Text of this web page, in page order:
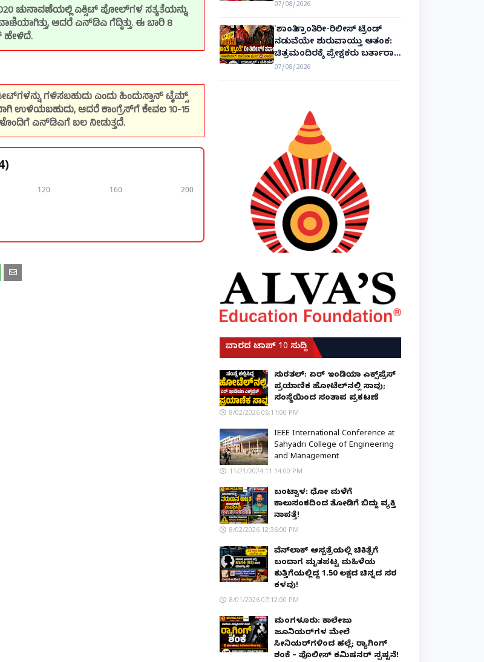
ಚುನಾವಣೆಯಲ್ಲಿ ಎಕ್ಸಿಟ್ ಪೋಲ್‌ಗಳ ಸತ್ಯತೆಯನ್ನು
ಆದರೆ ಎನ್‌ಡಿಎ ಗೆದ್ದಿತ್ತು. ಈ ಬಾರಿ 8
ಹೇಳಿದೆ.
ಗಳಿಸಬಹುದು ಎಂದು ಹಿಂದುಸ್ತಾನ್ ಟೈಮ್ಸ್
ಉಳಿಯಬಹುದು, ಆದರೆ ಕಾಂಗ್ರೆಸ್‌ಗೆ ಕೇವಲ 10-15
ಎನ್‌ಡಿಎಗೆ ಬಲ ನೀಡುತ್ತದೆ.
120 160 200
07/08/2026
'ಶಾಂತಿ ಕ್ರಾಂತಿ' ರೀ-ರಿಲೀಸ್ ಟ್ರೆಂಡ್
ನಡುವೆಯೇ ಶುರುವಾಯ್ತು ಆತಂಕ:
ಚಿತ್ರಮಂದಿರಕ್ಕೆ ಪ್ರೇಕ್ಷಕರು ಬರ್ತಾರಾ?
ಬಾಕ್ಸ್ ಆಫೀಸ್ ಸವಾಲುಗಳು
ಹೀಗಿವೆ!
07/08/2026
ವಾರದ ಟಾಪ್ 10 ಸುದ್ದಿ
ಸುರತ್ಕಲ್: ಏರ್ ಇಂಡಿಯಾ ಎಕ್ಸ್‌ಪ್ರೆಸ್
ಪ್ರಯಾಣಿಕ ಹೋಟೆಲ್‌ನಲ್ಲಿ ಸಾವು;
ಸಂಸ್ಥೆಯಿಂದ ಸಂತಾಪ ಪ್ರಕಟಣೆ
8/02/2026 06:11:00 PM
IEEE International Conference at
Sahyadri College of Engineering
and Management
11/21/2024 11:14:00 PM
ಬಂಟ್ವಾಳ: ಧೋ ಮಳೆಗೆ
ಕಾಲುಸಂಕದಿಂದ ತೋಡಿಗೆ ಬಿದ್ದು ವ್ಯಕ್ತಿ
ನಾಪತ್ತೆ!
8/02/2026 12:36:00 PM
ವೆನ್‌ಲಾಕ್ ಆಸ್ಪತ್ರೆಯಲ್ಲಿ ಚಿಕಿತ್ಸೆಗೆ
ಬಂದಾಗ ಮೃತಪಟ್ಟ ಮಹಿಳೆಯ
ಕುತ್ತಿಗೆಯಲ್ಲಿದ್ದ ₹1.50 ಲಕ್ಷದ ಚಿನ್ನದ ಸರ
ಕಳವು!
8/01/2026 07:12:00 PM
ಮಂಗಳೂರು: ಕಾಲೇಜು
ಜೂನಿಯರ್‌ಗಳ ಮೇಲೆ
ಸೀನಿಯರ್‌ಗಳಿಂದ ಹಲ್ಲೆ; ರ‌್ಯಾಗಿಂಗ್
ಶಂಕೆ – ಪೊಲೀಸ್ ಕಮಿಷನರ್ ಸ್ಪಷ್ಟನೆ!